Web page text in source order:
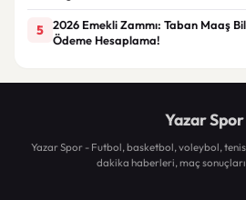
5
2026 Emekli Zammı: Taban Maaş
Ödeme Hesaplama!
Yazar Spor
Yazar Spor - Futbol, basketbol, voleybol,
dakika haberleri, maç